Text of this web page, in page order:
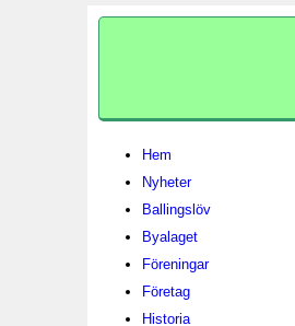
Hem
Nyheter
Ballingslöv
Byalaget
Föreningar
Företag
Historia